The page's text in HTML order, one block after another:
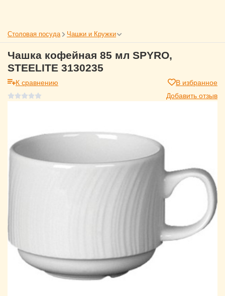
Столовая посуда Чашки и Кружки
Чашка кофейная 85 мл SPYRO,
STEELITE 3130235
К сравнению
В избранное
Добавить отзыв